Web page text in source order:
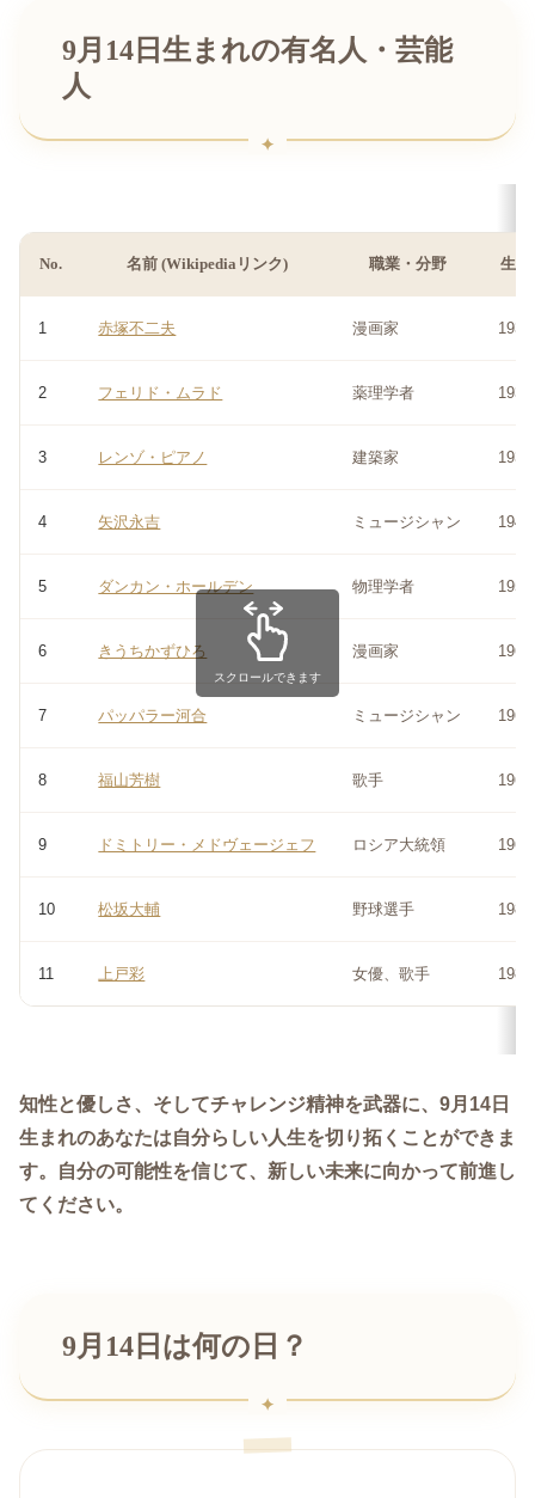
9月14日生まれの有名人・芸能
人
No. 名前 (Wikipediaリンク) 職業・分野 生年
1 赤塚不二夫 漫画家 1935
2 フェリド・ムラド 薬理学者 1936
3 レンゾ・ピアノ 建築家 1937
4 矢沢永吉 ミュージシャン 1949
5 ダンカン・ホールデン 物理学者 1951
6 きうちかずひろ 漫画家 1960
7 パッパラー河合 ミュージシャン 1960
8 福山芳樹 歌手 1963
9 ドミトリー・メドヴェージェフ ロシア大統領 1965
10 松坂大輔 野球選手 1980
11 上戸彩 女優、歌手 1985
スクロールできます
知性と優しさ、そしてチャレンジ精神を武器に、9月14日
生まれのあなたは自分らしい人生を切り拓くことができま
す。自分の可能性を信じて、新しい未来に向かって前進し
てください。
9月14日は何の日？